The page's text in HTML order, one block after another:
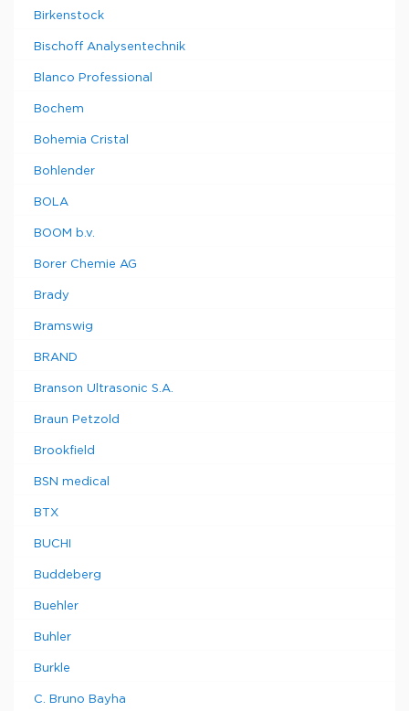
Birkenstock
Bischoff Analysentechnik
Blanco Professional
Bochem
Bohemia Cristal
Bohlender
BOLA
BOOM b.v.
Borer Chemie AG
Brady
Bramswig
BRAND
Branson Ultrasonic S.A.
Braun Petzold
Brookfield
BSN medical
BTX
BUCHI
Buddeberg
Buehler
Buhler
Burkle
C. Bruno Bayha